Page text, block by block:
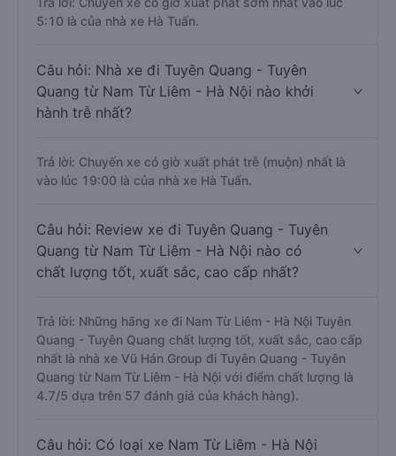
5:10 là của nhà xe Hà Tuấn.
Câu hỏi: Nhà xe đi Tuyên Quang - Tuyên
Quang từ Nam Từ Liêm - Hà Nội nào khởi
hành trễ nhất?
Trả lời: Chuyến xe có giờ xuất phát trễ (muộn) nhất là
vào lúc 19:00 là của nhà xe Hà Tuấn.
Câu hỏi: Review xe đi Tuyên Quang - Tuyên
Quang từ Nam Từ Liêm - Hà Nội nào có
chất lượng tốt, xuất sắc, cao cấp nhất?
Trả lời: Những hãng xe đi Nam Từ Liêm - Hà Nội Tuyên
Quang - Tuyên Quang chất lượng tốt, xuất sắc, cao cấp
nhất là nhà xe Vũ Hán Group đi Tuyên Quang - Tuyên
Quang từ Nam Từ Liêm - Hà Nội với điểm chất lượng là
4.7/5 dựa trên 57 đánh giá của khách hàng).
Câu hỏi: Có loại xe Nam Từ Liêm - Hà Nội